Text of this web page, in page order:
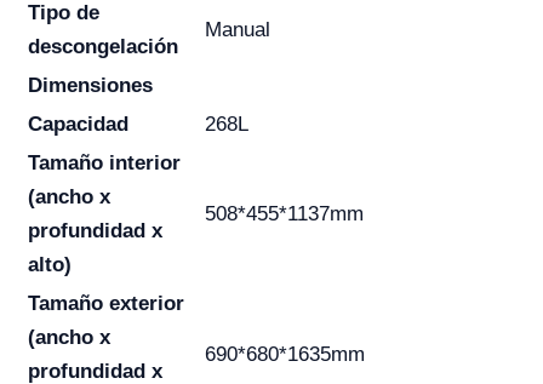
Tipo de
descongelación
Manual
Dimensiones
Capacidad
268L
Tamaño interior
(ancho x
profundidad x
alto)
508*455*1137mm
Tamaño exterior
(ancho x
profundidad x
690*680*1635mm